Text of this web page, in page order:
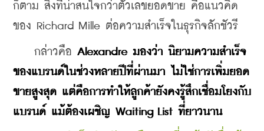
ก็ตาม สิ่งที่น่าสนใจกว่าตัวเลขยอดขาย คือแนวคิด
ของ Richard Mille ต่อความสำเร็จในธุรกิจลักชัวรี
กล่าวคือ Alexandre มองว่า นิยามความสำเร็จ
ของแบรนด์ในช่วงหลายปีที่ผ่านมา ไม่ใช่การเพิ่มยอด
ขายสูงสุด แต่คือการทำให้ลูกค้ายังคงรู้สึกเชื่อมโยงกับ
แบรนด์ แม้ต้องเผชิญ Waiting List ที่ยาวนาน